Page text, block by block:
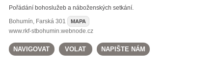
Pořádání bohoslužeb a náboženských setkání.
Bohumín, Farská 301 MAPA
www.rkf-stbohumin.webnode.cz
NAVIGOVAT VOLAT NAPIŠTE NÁM